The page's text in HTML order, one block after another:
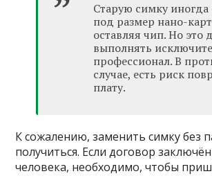
Старую симку иногда
под размер нано-
оставляя чип. Но это
выполнять
профессионал. В
случае, есть риск
плату.
К сожалению, заменить симку без
получиться. Если договор
человека, необходимо, чтобы